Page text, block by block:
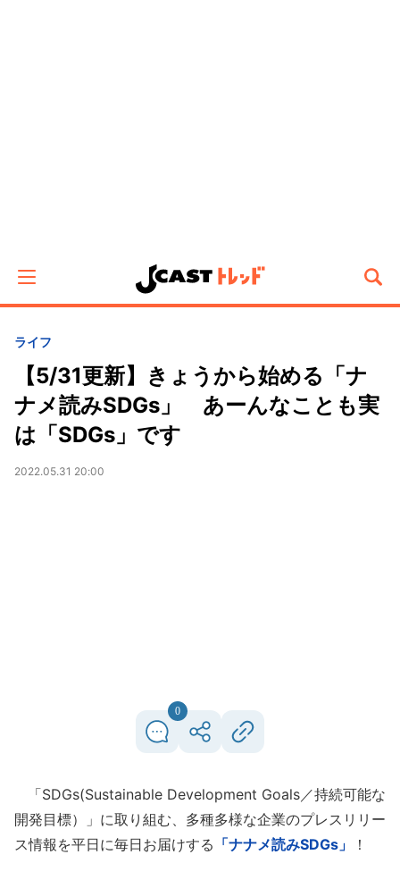
ライフ
【5/31更新】きょうから始める「ナ
ナメ読みSDGs」 あーんなことも実
は「SDGs」です
2022.05.31 20:00
0
「SDGs(Sustainable Development Goals／持続可能な
開発目標）」に取り組む、多種多様な企業のプレスリリー
ス情報を平日に毎日お届けする 「ナナメ読みSDGs」 ！